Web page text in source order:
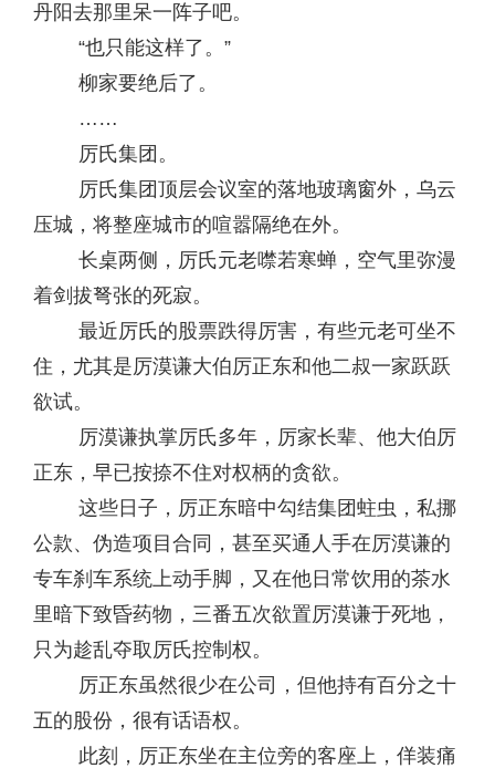
丹阳去那里呆一阵子吧。
“也只能这样了。”
柳家要绝后了。
……
厉氏集团。
厉氏集团顶层会议室的落地玻璃窗外，乌云
压城，将整座城市的喧嚣隔绝在外。
长桌两侧，厉氏元老噤若寒蝉，空气里弥漫
着剑拔弩张的死寂。
最近厉氏的股票跌得厉害，有些元老可坐不
住，尤其是厉漠谦大伯厉正东和他二叔一家跃跃
欲试。
厉漠谦执掌厉氏多年，厉家长辈、他大伯厉
正东，早已按捺不住对权柄的贪欲。
这些日子，厉正东暗中勾结集团蛀虫，私挪
公款、伪造项目合同，甚至买通人手在厉漠谦的
专车刹车系统上动手脚，又在他日常饮用的茶水
里暗下致昏药物，三番五次欲置厉漠谦于死地，
只为趁乱夺取厉氏控制权。
厉正东虽然很少在公司，但他持有百分之十
五的股份，很有话语权。
此刻，厉正东坐在主位旁的客座上，佯装痛